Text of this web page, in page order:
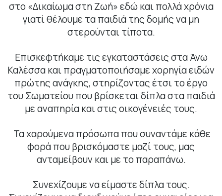
στο «Δικαίωμα στη Ζωή» εδώ και πολλά χρόνια
γιατί θέλουμε τα παιδιά της δομής να μη
στερούνται τίποτα.
Επισκεφτήκαμε τις εγκαταστάσεις στα Άνω
Καλέσσα και πραγματοποιήσαμε χορηγία ειδών
πρώτης ανάγκης, στηρίζοντας έτσι το έργο
του Σωματείου που βρίσκεται δίπλα στα παιδιά
με αναπηρία και στις οικογένειές τους.
Τα χαρούμενα πρόσωπα που συναντάμε κάθε
φορά που βρισκόμαστε μαζί τους, μας
ανταμείβουν και με το παραπάνω.
Συνεχίζουμε να είμαστε δίπλα τους.